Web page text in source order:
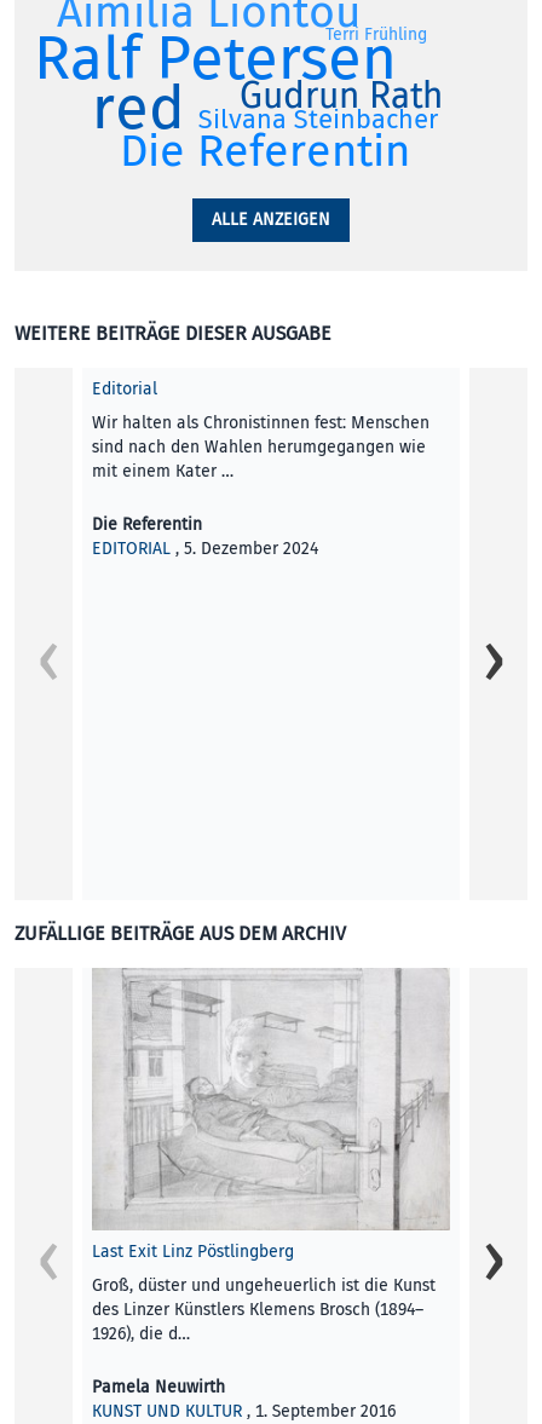
Ralf Petersen
red
Die Referentin
Gudrun Rath
Silvana Steinbacher
Terri Frühling
ALLE ANZEIGEN
WEITERE BEITRÄGE DIESER AUSGABE
Editorial
Wir halten als Chronistinnen fest: Menschen
sind nach den Wahlen herumgegangen wie
mit einem Kater …
Die Referentin
EDITORIAL , 5. Dezember 2024
Die
–
ZUFÄLLIGE BEITRÄGE AUS DEM ARCHIV
Last Exit Linz Pöstlingberg
Groß, düster und ungeheuerlich ist die Kunst
des Linzer Künstlers Klemens Brosch (1894–
1926), die d…
Pamela Neuwirth
KUNST UND KULTUR , 1. September 2016
Im
maiz